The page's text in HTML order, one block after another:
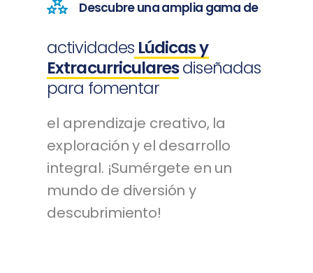
Descubre una amplia gama de
actividadesLúdicas y
Extracurricularesdiseñadas
para fomentar
el aprendizaje creativo, la
exploración y el desarrollo
integral. ¡Sumérgete en un
mundo de diversión y
descubrimiento!